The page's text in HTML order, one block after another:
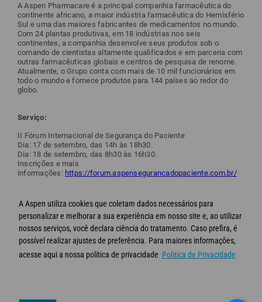
A Aspen utiliza cookies que coletam dados necessários para
personalizar e melhorar a sua experiência em nosso site e, ao utilizar
nossos serviços, você declara ciência do tratamento. Caso prefira, é
possível realizar ajustes de preferência. Para maiores informações,
acesse aqui a nossa política de privacidade Politica de Privacidade
A Aspen Pharmacare é a principal companhia farmacêutica do
continente africano, a maior indústria farmacêutica do Hemisfério
Sul e uma das maiores fabricantes de medicamentos no mundo.
Com 24 plantas produtivas, em 18 indústrias nos seis
continentes, a companhia desenvolve seus produtos sob o
comando de cientistas altamente qualificados e em parceria com
outras farmacêuticas globais e centros de pesquisa de renome.
Atualmente, o Grupo conta com mais de 10 mil funcionários em
todo o mundo e fornece produtos para 144 países ao redor do
globo.
Serviço:
II Fórum Internacional de Segurança do Paciente
Dia: 17 de setembro, das 14h às 18h30.
Dia: 18 de setembro, das 8h30 às 16h30.
Inscrições e mais
informações: https://forum.aspensegurancadopaciente.com.br/
reune-especialistas-da.html
via Bloggerhttps://ift.tt/3A7pWzs